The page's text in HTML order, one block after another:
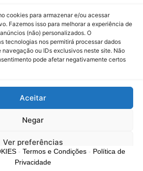
cookies para armazenar e/ou acessar
Fazemos isso para melhorar a experiência de
(não) personalizados. O
tecnologias nos permitirá processar dados
ou IDs exclusivos neste site. Não
pode afetar negativamente certos
Aceitar
Negar
Ver preferências
Cookies Política de Privacidade
Whatsapp!
- Termos e Condições- Política de
Privacidade